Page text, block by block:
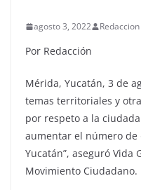
agosto 3, 2022 Redaccion
Por Redacción
Mérida, Yucatán, 3 de
temas territoriales y
por respeto a la
aumentar el número
Yucatán”, aseguró Vida
Movimiento Ciudadano.